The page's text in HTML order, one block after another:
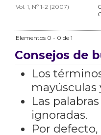
Vol. 1, Nº 1-2 (2007)
Elementos 0 - 0 de 1
Consejos de
Los
mayúsculas
Las
ignoradas.
Por